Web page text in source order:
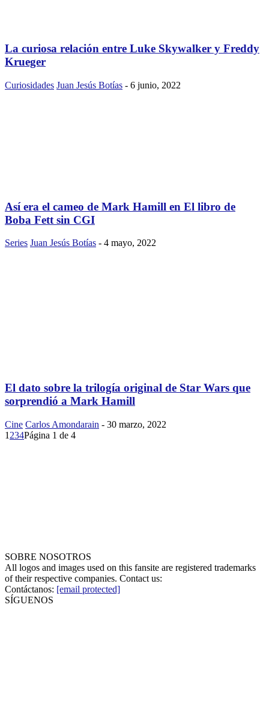
La curiosa relación entre Luke Skywalker y Freddy
Krueger
Curiosidades Juan Jesús Botías - 6 junio, 2022
Así era el cameo de Mark Hamill en El libro de
Boba Fett sin CGI
Series Juan Jesús Botías - 4 mayo, 2022
El dato sobre la trilogía original de Star Wars que
sorprendió a Mark Hamill
Cine Carlos Amondarain - 30 marzo, 2022
1 234Página 1 de 4
SOBRE NOSOTROS
All logos and images used on this fansite are registered trademarks
of their respective companies. Contact us:
Contáctanos: [email protected]
SÍGUENOS